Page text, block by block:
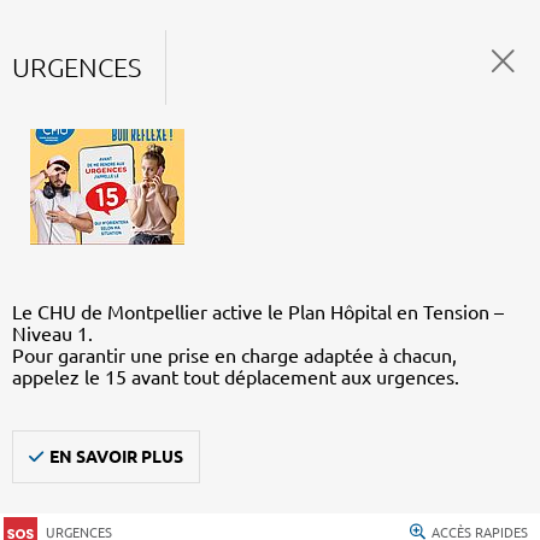
URGENCES
Le CHU de Montpellier active le Plan Hôpital en Tension –
Niveau 1.
Pour garantir une prise en charge adaptée à chacun,
appelez le 15 avant tout déplacement aux urgences.
EN SAVOIR PLUS
URGENCES ACCÈS RAPIDES